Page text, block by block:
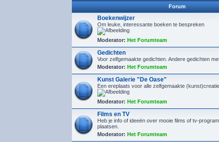
Forum
Boekenwijzer
Om leuke, interessante boeken te bespreken
Moderator: Het Forumteam
Gedichten
Voor zelfgemaakte gedichten. Andere gedichten
Moderator: Het Forumteam
Kunst Galerie "De Oase"
Een ereplaats voor alle zelfgemaakte
Moderator: Het Forumteam
Films en TV
Heb je info of ideeën over mooie films of tv-
plaatsen.
Moderator: Het Forumteam